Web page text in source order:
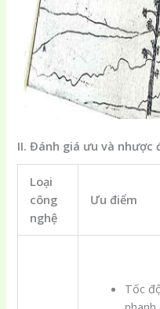
II. Đánh giá ưu và nhược
Loại
công
nghệ
Ưu điểm
Tốc